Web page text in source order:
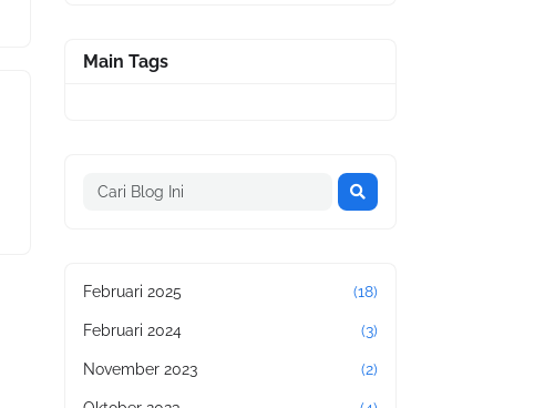
Main Tags
Februari 2025 (18)
Februari 2024 (3)
November 2023 (2)